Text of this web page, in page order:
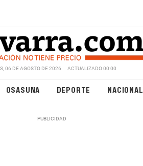
06 DE AGOSTO DE 2026 ACTUALIZADO 00:00
OSASUNA DEPORTE NACIONAL